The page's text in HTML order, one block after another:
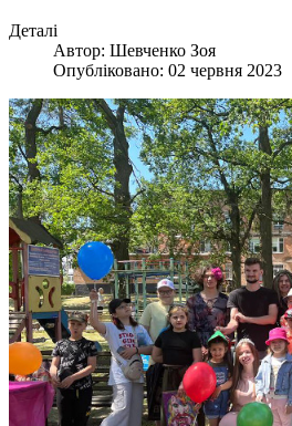
Деталі
Автор: Шевченко Зоя
Опубліковано: 02 червня 2023